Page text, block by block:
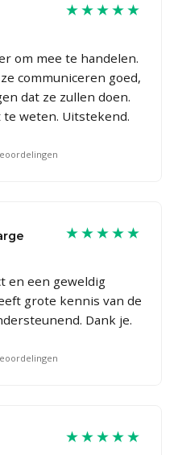
★★★★★
om mee te handelen.
communiceren goed,
dat ze zullen doen.
te weten. Uitstekend.
★★★★★
en een geweldig
grote kennis van de
Dank je.
★★★★★